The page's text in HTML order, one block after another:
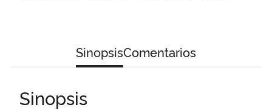
SinopsisComentarios
Sinopsis